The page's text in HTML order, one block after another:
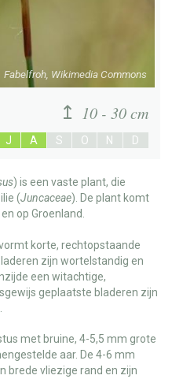
Fabelfroh, Wikimedia Commons
10 - 30 cm
J A S O N D
) is een vaste plant, die
(Juncaceae). De plant komt
op Groenland.
korte, rechtopstaande
zijn wortelstandig en
een witachtige,
geplaatste bladeren zijn
met bruine, 4-5,5 mm grote
aar. De 4-6 mm
brede vliezige rand en zijn